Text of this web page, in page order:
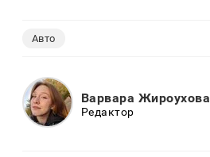
Авто
Варвара Жироухова
Редактор